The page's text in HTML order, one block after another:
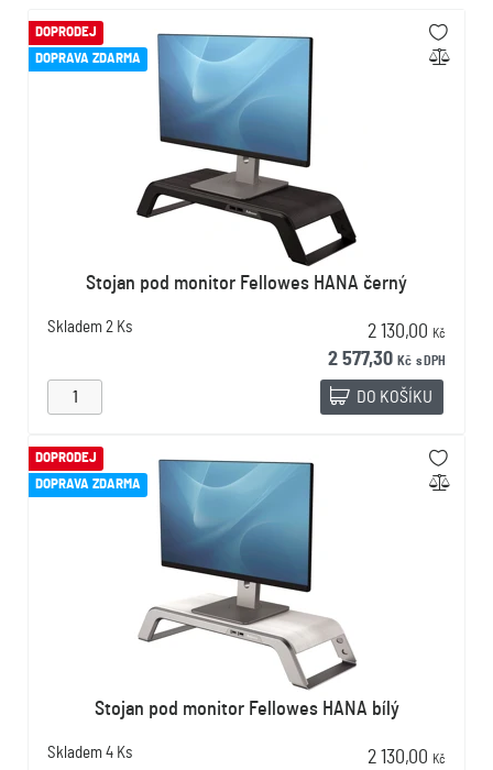
DOPRODEJ
DOPRAVA ZDARMA
Stojan pod monitor Fellowes HANA černý
Skladem 2 Ks 2 130,00 Kč
2 577,30 Kč s DPH
DO KOŠÍKU
DOPRODEJ
DOPRAVA ZDARMA
Stojan pod monitor Fellowes HANA bílý
Skladem 4 Ks 2 130,00 Kč